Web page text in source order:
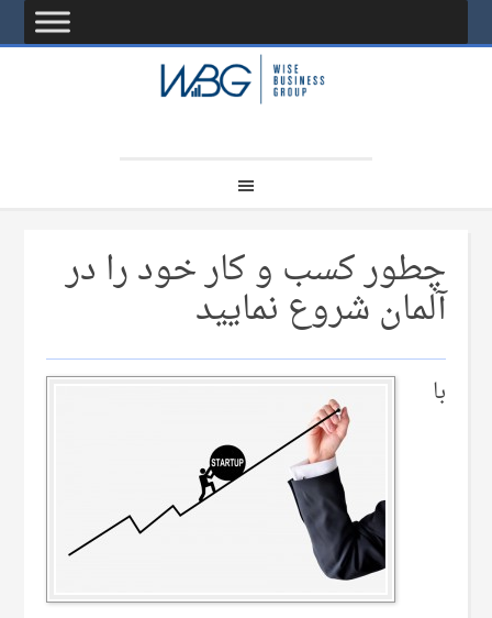
چطور کسب و کار خود را در
آلمان شروع نمایید
با